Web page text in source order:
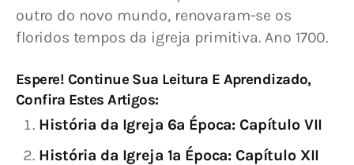
outro do novo mundo, renovaram-se os
floridos tempos da igreja primitiva. Ano 1700.
Espere! Continue Sua Leitura E Aprendizado,
Confira Estes Artigos:
História da Igreja 6ª Época: Capítulo VII
História da Igreja 1ª Época: Capítulo XII